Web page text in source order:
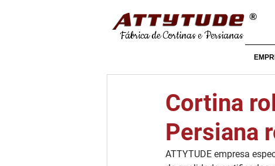
Fábrica de Cortinas e Persianas
®
Cortina
Persiana
ATTYTUDE empresa